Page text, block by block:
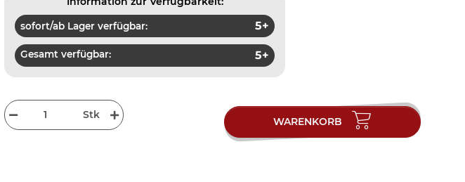
sofort/ab Lager verfügbar: 5+
Gesamt verfügbar: 5+
Stk
WARENKORB